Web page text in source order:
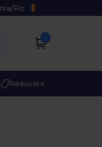
/Ro
Reducere